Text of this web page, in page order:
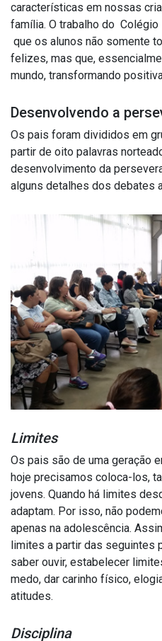
características em nossas
família. O trabalho do
que os alunos não somente
felizes, mas que,
mundo, transformando
Desenvolvendo a
Os pais foram divididos em
partir de oito palavras
desenvolvimento da
alguns detalhes dos debates
Limites
Os pais são de uma geração
hoje precisamos coloca-los,
jovens. Quando há limites
adaptam. Por isso, não
apenas na adolescência.
limites a partir das seguintes
saber ouvir, estabelecer
medo, dar carinho físico,
atitudes.
Disciplina